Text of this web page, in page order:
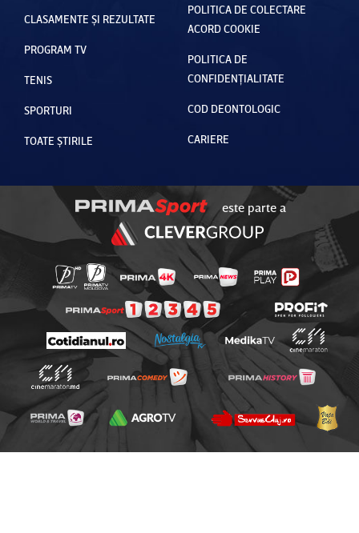
CLASAMENTE ȘI REZULTATE
PROGRAM TV
TENIS
SPORTURI
TOATE ȘTIRILE
POLITICA DE COLECTARE
ACORD COOKIE
POLITICA DE
CONFIDENȚIALITATE
COD DEONTOLOGIC
CARIERE
este parte a